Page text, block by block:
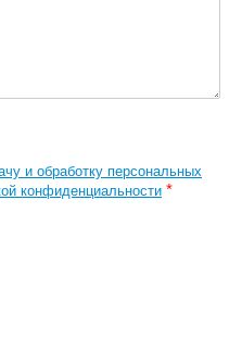
и обработку персональных
конфиденциальности *